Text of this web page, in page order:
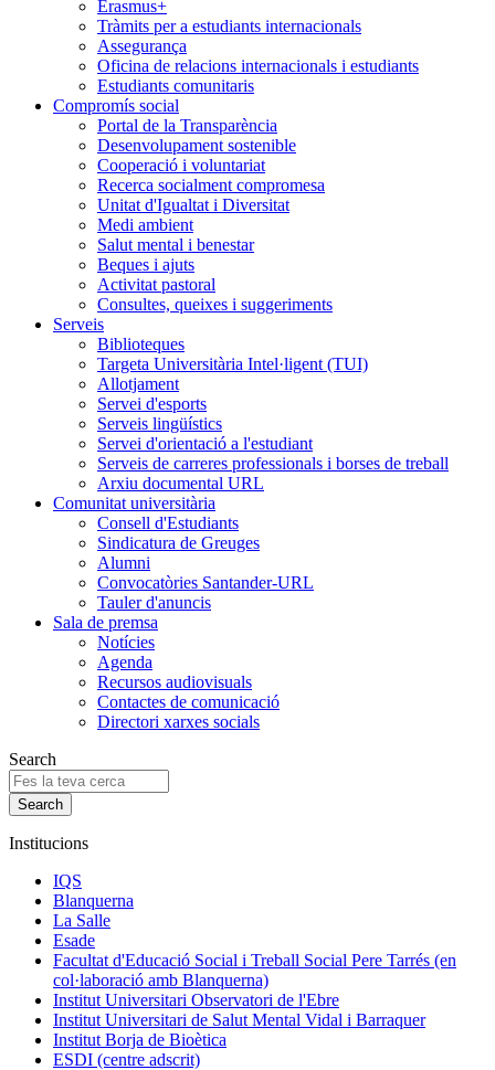
Erasmus+
Tràmits per a estudiants internacionals
Assegurança
Oficina de relacions internacionals i estudiants
Estudiants comunitaris
Compromís social
Portal de la Transparència
Desenvolupament sostenible
Cooperació i voluntariat
Recerca socialment compromesa
Unitat d'Igualtat i Diversitat
Medi ambient
Salut mental i benestar
Beques i ajuts
Activitat pastoral
Consultes, queixes i suggeriments
Serveis
Biblioteques
Targeta Universitària Intel·ligent (TUI)
Allotjament
Servei d'esports
Serveis lingüístics
Servei d'orientació a l'estudiant
Serveis de carreres professionals i borses de treball
Arxiu documental URL
Comunitat universitària
Consell d'Estudiants
Sindicatura de Greuges
Alumni
Convocatòries Santander-URL
Tauler d'anuncis
Sala de premsa
Notícies
Agenda
Recursos audiovisuals
Contactes de comunicació
Directori xarxes socials
Search
Institucions
IQS
Blanquerna
La Salle
Esade
Facultat d'Educació Social i Treball Social Pere Tarrés (en
col·laboració amb Blanquerna)
Institut Universitari Observatori de l'Ebre
Institut Universitari de Salut Mental Vidal i Barraquer
Institut Borja de Bioètica
ESDI (centre adscrit)